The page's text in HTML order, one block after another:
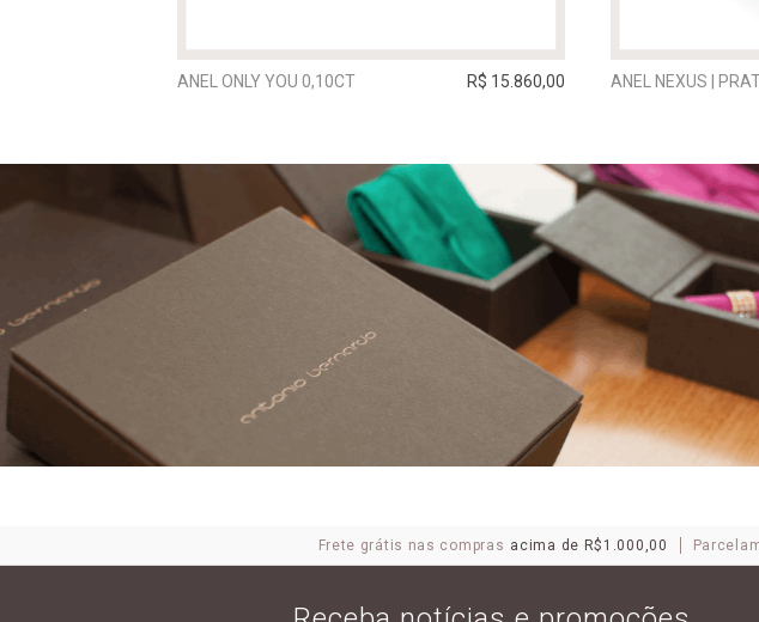
ANEL ONLY YOU 0,10CT R$ 15.860,00 ANEL NEXUS |
Frete grátis nas compras acima de R$1.000,00